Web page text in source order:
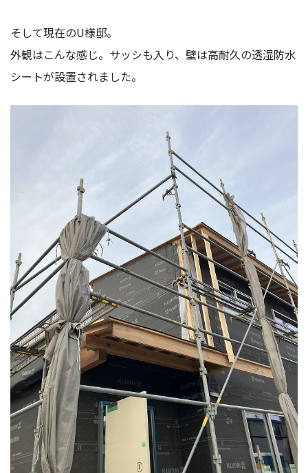
そして現在のU様邸。
外観はこんな感じ。サッシも入り、壁は高耐久の透湿防水
シートが設置されました。